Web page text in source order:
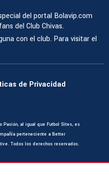
del portal Bolavip.com
del Club Chivas.
con el club. Para visitar el
de Privacidad
Pasión, al igual que Futbol Sites, es
perteneciente a Better
Todos los derechos reservados.